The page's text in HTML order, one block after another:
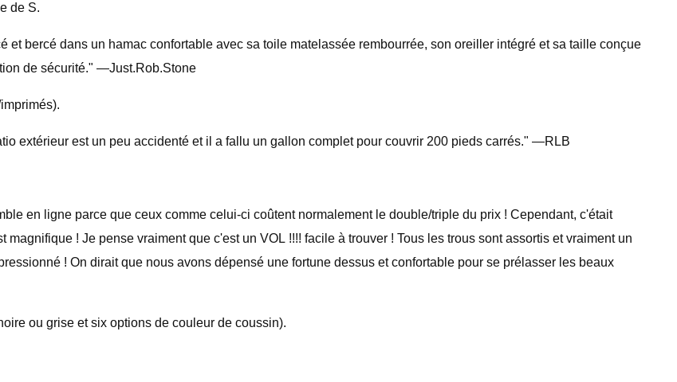
de S.
et bercé dans un hamac confortable avec sa toile matelassée rembourrée, son oreiller intégré et sa taille conçue
de sécurité." —Just.Rob.Stone
extérieur est un peu accidenté et il a fallu un gallon complet pour couvrir 200 pieds carrés." —RLB
en ligne parce que ceux comme celui-ci coûtent normalement le double/triple du prix ! Cependant, c'était
! Je pense vraiment que c'est un VOL !!!! facile à trouver ! Tous les trous sont assortis et vraiment un
! On dirait que nous avons dépensé une fortune dessus et confortable pour se prélasser les beaux
ou grise et six options de couleur de coussin).